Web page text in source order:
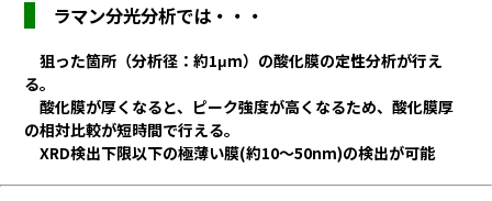
ラマン分光分析では・・・
狙った箇所（分析径：約1μm）の酸化膜の定性分析が行え
る。
酸化膜が厚くなると、ピーク強度が高くなるため、酸化膜厚
の相対比較が短時間で行える。
XRD検出下限以下の極薄い膜(約10〜50nm)の検出が可能